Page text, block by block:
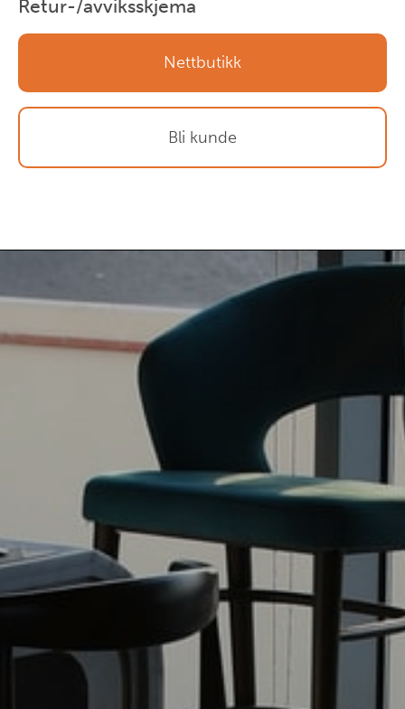
Retur-/avviksskjema
Nettbutikk
Bli kunde